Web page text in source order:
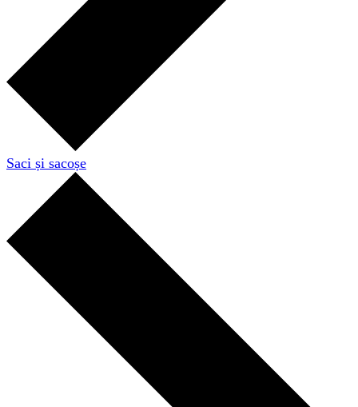
Saci și sacoșe